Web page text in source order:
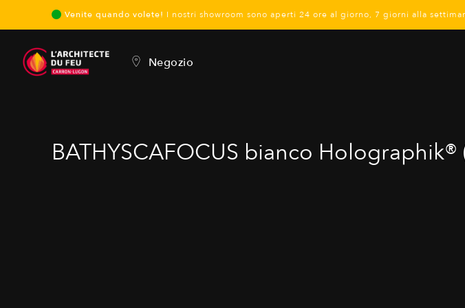
Venite quando volete! I nostri showroom sono aperti 24 ore al giorno, 7 giorni alla
Negozio
BATHYSCAFOCUS bianco Holographik®